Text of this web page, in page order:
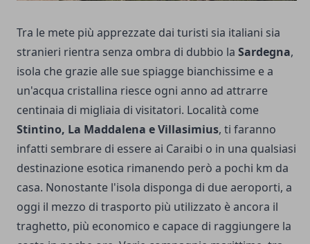
Tra le mete più apprezzate dai turisti sia italiani sia
stranieri rientra senza ombra di dubbio la Sardegna,
isola che grazie alle sue spiagge bianchissime e a
un'acqua cristallina riesce ogni anno ad attrarre
centinaia di migliaia di visitatori. Località come
Stintino, La Maddalena e Villasimius, ti faranno
infatti sembrare di essere ai Caraibi o in una qualsiasi
destinazione esotica rimanendo però a pochi km da
casa. Nonostante l'isola disponga di due aeroporti, a
oggi il mezzo di trasporto più utilizzato è ancora il
traghetto, più economico e capace di raggiungere la